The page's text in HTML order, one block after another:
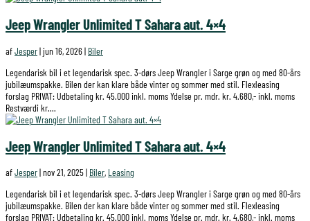
Jeep Wrangler Unlimited T Sahara aut. 4×4
afJesper|jun 16, 2026| Biler
Legendarisk bil i et legendarisk spec. 3-dørs Jeep Wrangler i Sarge grøn og med 80-års
jubilæumspakke. Bilen der kan klare både vinter og sommer med stil. Flexleasing
forslag PRIVAT: Udbetaling kr. 45.000 inkl. moms Ydelse pr. mdr. kr. 4.680,- inkl. moms
Restværdi kr....
Jeep Wrangler Unlimited T Sahara aut. 4×4
afJesper|nov 21, 2025| Biler, Leasing
Legendarisk bil i et legendarisk spec. 3-dørs Jeep Wrangler i Sarge grøn og med 80-års
jubilæumspakke. Bilen der kan klare både vinter og sommer med stil. Flexleasing
forslag PRIVAT: Udbetaling kr. 45.000 inkl. moms Ydelse pr. mdr. kr. 4.680,- inkl. moms